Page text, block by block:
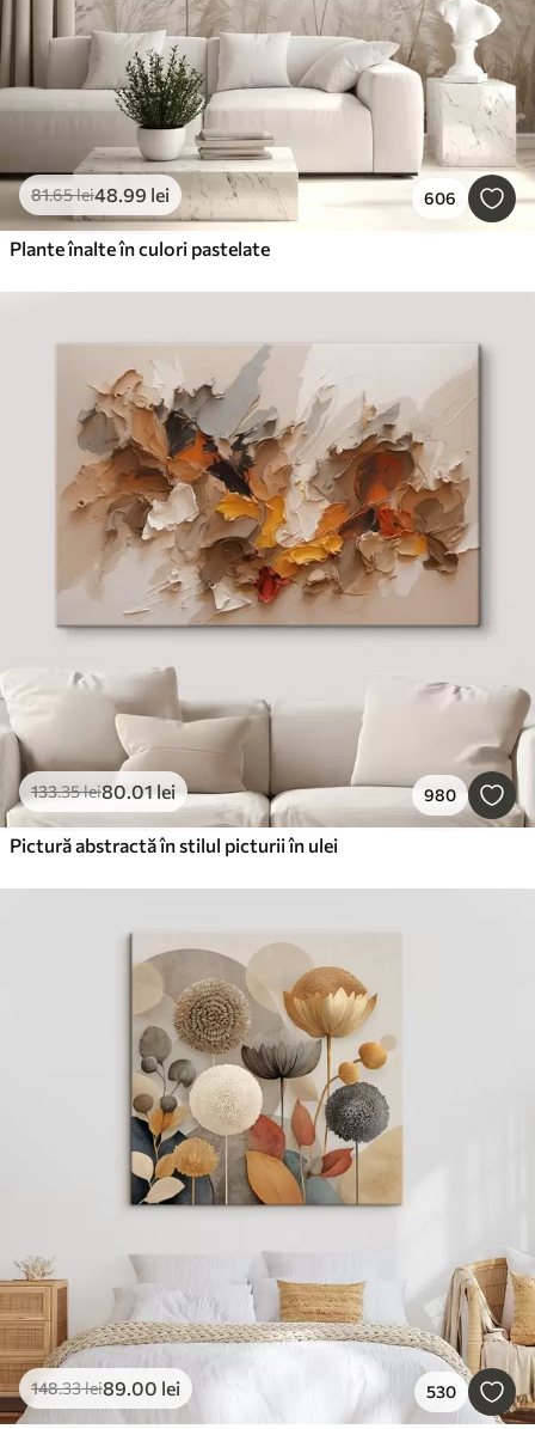
81.65lei48.99 lei 606
Plante înalte în culori pastelate
133.35lei80.01lei 980
Pictură abstractă în stilul picturii în ulei
148.33lei89.00 lei 530